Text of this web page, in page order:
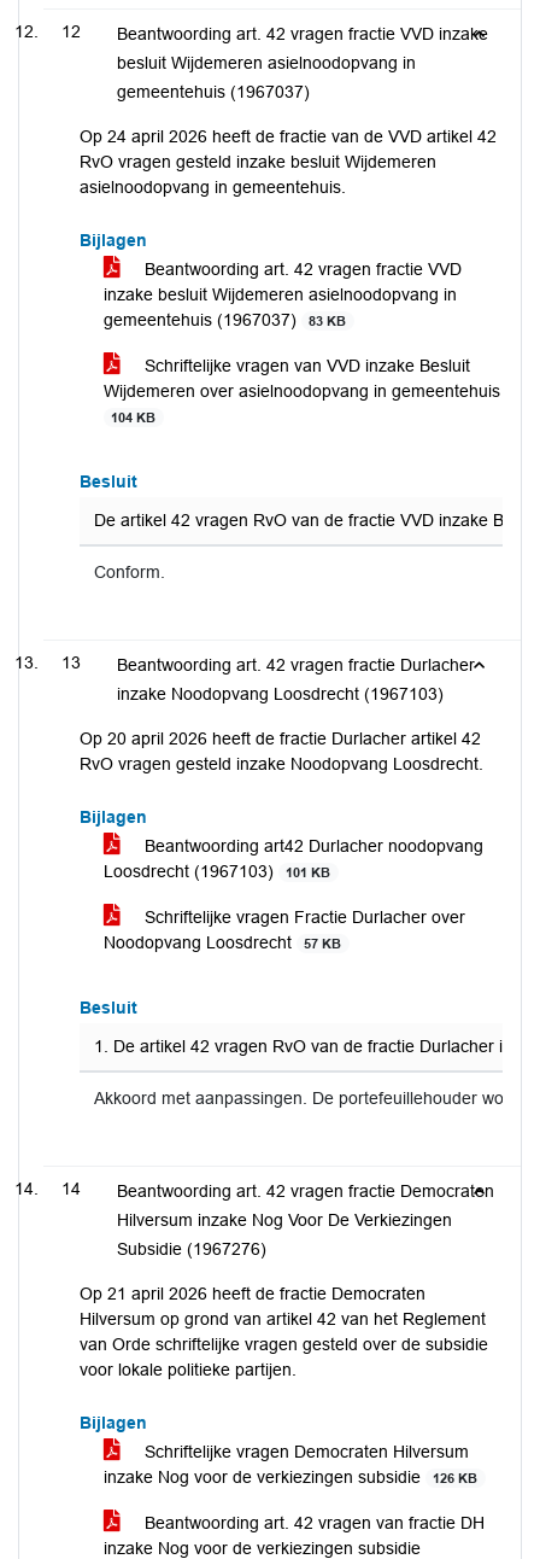
12
Beantwoording art. 42 vragen fractie VVD inzake
besluit Wijdemeren asielnoodopvang in
gemeentehuis (1967037)
Op 24 april 2026 heeft de fractie van de VVD artikel 42
RvO vragen gesteld inzake besluit Wijdemeren
asielnoodopvang in gemeentehuis.
Bijlagen
Beantwoording art. 42 vragen fractie VVD
inzake besluit Wijdemeren asielnoodopvang in
gemeentehuis (1967037)
83 KB
Schriftelijke vragen van VVD inzake Besluit
Wijdemeren over asielnoodopvang in gemeentehuis
104 KB
Besluit
De artikel 42 vragen RvO van de fractie VVD inzake
Conform.
13
Beantwoording art. 42 vragen fractie Durlacher
inzake Noodopvang Loosdrecht (1967103)
Op 20 april 2026 heeft de fractie Durlacher artikel 42
RvO vragen gesteld inzake Noodopvang Loosdrecht.
Bijlagen
Beantwoording art42 Durlacher noodopvang
Loosdrecht (1967103)
101 KB
Schriftelijke vragen Fractie Durlacher over
Noodopvang Loosdrecht
57 KB
Besluit
1. De artikel 42 vragen RvO van de fractie Durlacher
Akkoord met aanpassingen. De portefeuillehouder wordt
14
Beantwoording art. 42 vragen fractie Democraten
Hilversum inzake Nog Voor De Verkiezingen
Subsidie (1967276)
Op 21 april 2026 heeft de fractie Democraten
Hilversum op grond van artikel 42 van het Reglement
van Orde schriftelijke vragen gesteld over de subsidie
voor lokale politieke partijen.
Bijlagen
Schriftelijke vragen Democraten Hilversum
inzake Nog voor de verkiezingen subsidie
126 KB
Beantwoording art. 42 vragen van fractie DH
inzake Nog voor de verkiezingen subsidie